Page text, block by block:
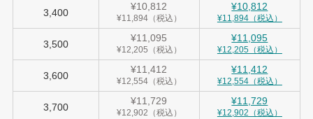
3,400
¥10,812
¥11,894（税込）
¥10,812
¥11,894（税込）
3,500
¥11,095
¥12,205（税込）
¥11,095
¥12,205（税込）
3,600
¥11,412
¥12,554（税込）
¥11,412
¥12,554（税込）
3,700
¥11,729
¥12,902（税込）
¥11,729
¥12,902（税込）